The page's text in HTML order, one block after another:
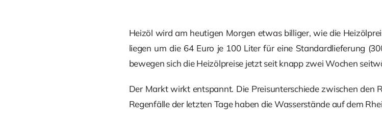
Heizöl wird am heutigen Morgen etwas billiger, wie die
liegen um die 64 Euro je 100 Liter für eine Standardlieferung
bewegen sich die Heizölpreise jetzt seit knapp zwei Wochen
Der Markt wirkt entspannt. Die Preisunterschiede zwischen den
Regenfälle der letzten Tage haben die Wasserstände auf dem